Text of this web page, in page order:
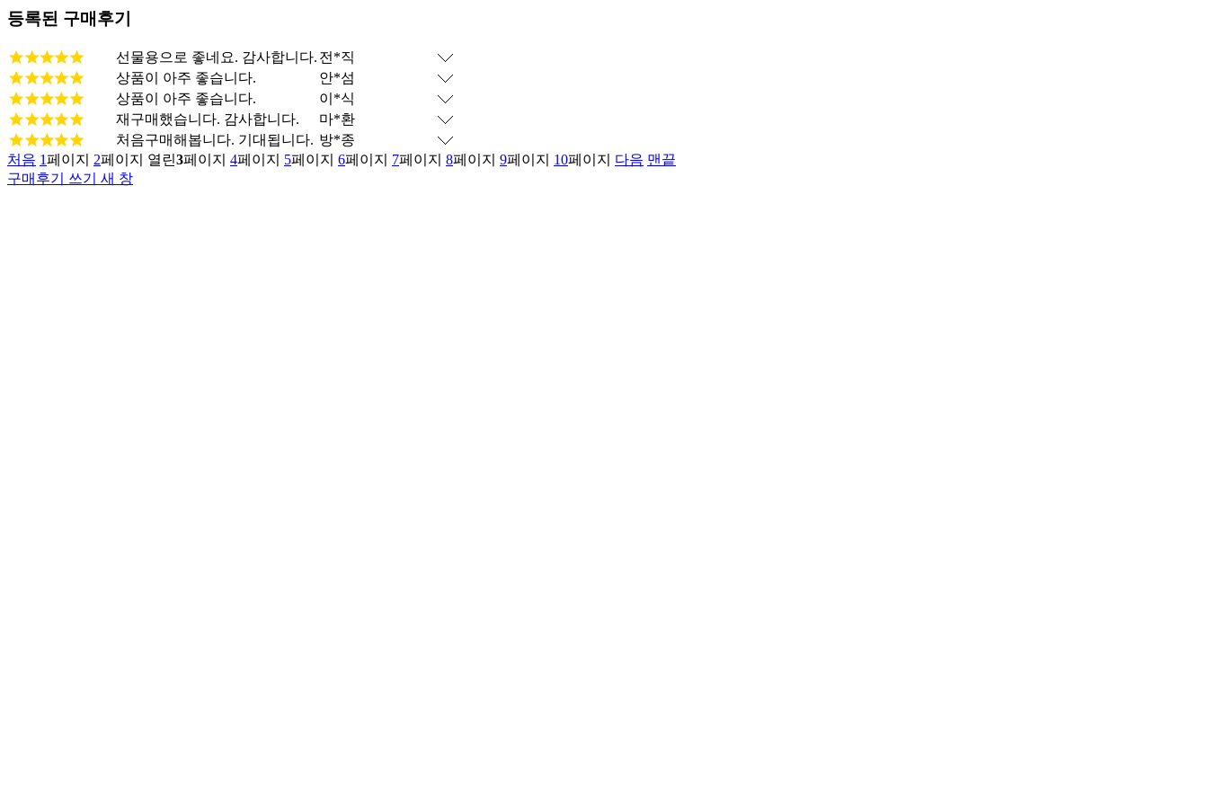
등록된 구매후기
선물용으로 좋네요. 감사합니다. 전*직
상품이 아주 좋습니다.
안*섬
상품이 아주 좋습니다.
이*식
재구매했습니다. 감사합니다.
마*환
처음구매해봅니다. 기대됩니다. 방*종
처음 1페이지 2페이지 열린3페이지 4페이지 5페이지 6페이지 7페이지 8페이지 9페이지 10페이지 다음 맨끝
구매후기 쓰기
새 창